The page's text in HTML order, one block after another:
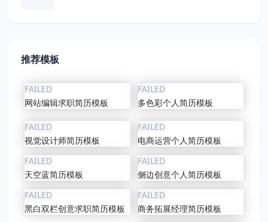
推荐模板
FAILED
网站编辑求职简历模板
FAILED
多色彩个人简历模板
FAILED
视觉设计师简历模板
FAILED
电商运营个人简历模板
FAILED
天空蓝简历模板
FAILED
侧边创意个人简历模板
FAILED
黑白双栏创意求职简历模板
FAILED
商务拓展经理简历模板